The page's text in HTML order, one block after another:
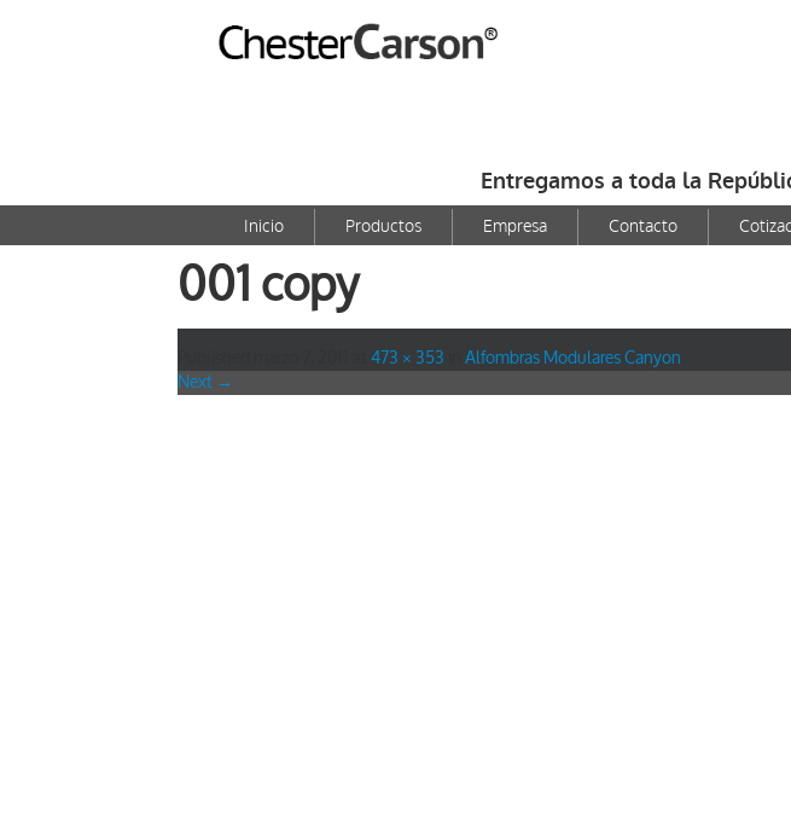
Entregamos a toda la
Inicio Productos Empresa Contacto
001 copy
473 × 353 Alfombras Modulares Canyon
Next →